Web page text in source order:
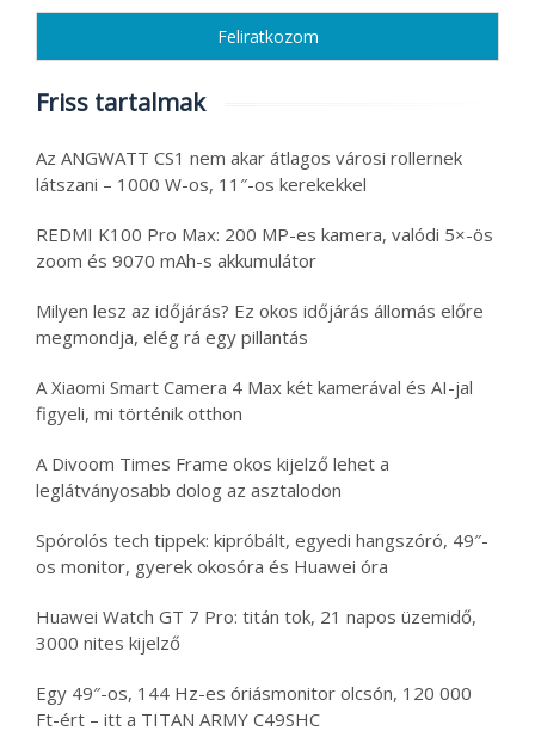
Friss tartalmak
Az ANGWATT CS1 nem akar átlagos városi rollernek
látszani – 1000 W-os, 11″-os kerekekkel
REDMI K100 Pro Max: 200 MP-es kamera, valódi 5×-ös
zoom és 9070 mAh-s akkumulátor
Milyen lesz az időjárás? Ez okos időjárás állomás előre
megmondja, elég rá egy pillantás
A Xiaomi Smart Camera 4 Max két kamerával és AI-jal
figyeli, mi történik otthon
A Divoom Times Frame okos kijelző lehet a
leglátványosabb dolog az asztalodon
Spórolós tech tippek: kipróbált, egyedi hangszóró, 49″-
os monitor, gyerek okosóra és Huawei óra
Huawei Watch GT 7 Pro: titán tok, 21 napos üzemidő,
3000 nites kijelző
Egy 49″-os, 144 Hz-es óriásmonitor olcsón, 120 000
Ft-ért – itt a TITAN ARMY C49SHC